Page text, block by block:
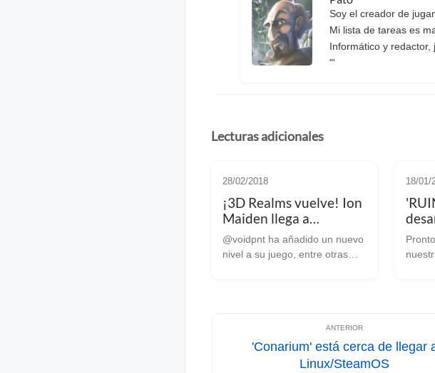
Soy el creador de
Mi lista de tareas es
Informático y redactor,
"'
Lecturas adicionales
28/02/2018
¡3D Realms vuelve! Ion
Maiden llega a
Linux/SteamOS en
Acceso Anticipado
(ACTUALIZADO 4)
@voidpnt ha añadido un nuevo
nivel a su juego, entre otras
en aquella ocasión os hab...
18/01/
'Conarium' está cerca de llegar
Linux/SteamOS